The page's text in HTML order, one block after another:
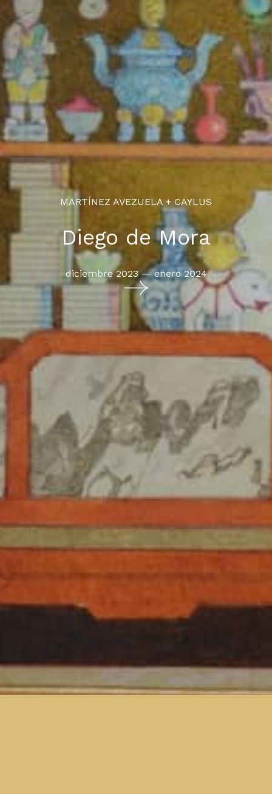
MARTÍNEZ AVEZUELA + CAYLUS
Diego de Mora
diciembre 2023 — enero 2024